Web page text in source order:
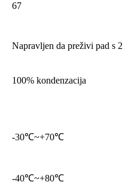
67
Napravljen da preživi pad s 2
100% kondenzacija
-30℃~+70℃
-40℃~+80℃